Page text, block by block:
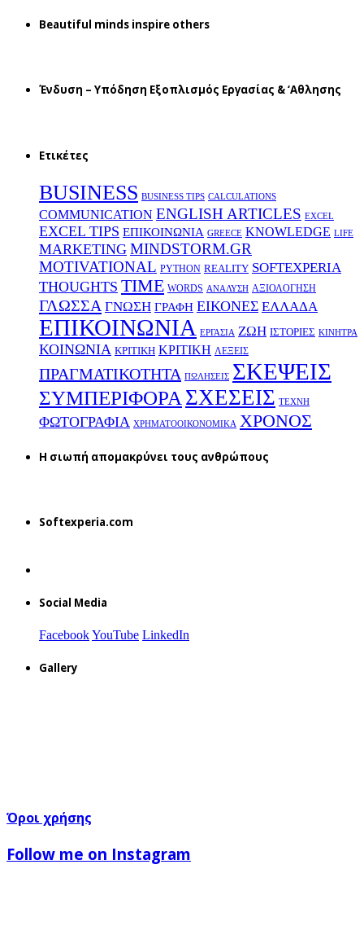
Beautiful minds inspire others
Ένδυση – Υπόδηση Εξοπλισμός Εργασίας & ‘Aθλησης
Ετικέτες
BUSINESS BUSINESS TIPS CALCULATIONS
COMMUNICATION ENGLISH ARTICLES EXCEL
EXCEL TIPS EΠΙΚΟΙΝΩΝΙΑ GREECE KNOWLEDGE LIFE
MARKETING MINDSTORM.GR
MOTIVATIONAL PYTHON REALITY SOFTEXPERIA
THOUGHTS TIME WORDS ΑΝΑΛΥΣΗ ΑΞΙΟΛΟΓΗΣΗ
ΓΛΩΣΣΑ ΓΝΩΣΗ ΓΡΑΦΗ ΕΙΚΟΝΕΣ ΕΛΛΑΔΑ
ΕΠΙΚΟΙΝΩΝΙΑ ΕΡΓΑΣΙΑ ΖΩΗ ΙΣΤΟΡΙΕΣ ΚΙΝΗΤΡΑ
ΚΟΙΝΩΝΙΑ ΚΡΙΤΙΚΗ ΚΡΙΤΙΚΗ ΛΕΞΕΙΣ
ΠΡΑΓΜΑΤΙΚΟΤΗΤΑ ΠΩΛΗΣΕΙΣ ΣΚΕΨΕΙΣ
ΣΥΜΠΕΡΙΦΟΡΑΣΧΕΣΕΙΣ ΤΕΧΝΗ
ΦΩΤΟΓΡΑΦΙΑ ΧΡΗΜΑΤΟΟΙΚΟΝΟΜΙΚΑ ΧΡΟΝΟΣ
H σιωπή απομακρύνει τους ανθρώπους
Softexperia.com
Social Media
FacebookYouTube LinkedIn
Gallery
Όροι χρήσης
Follow me on Instagram